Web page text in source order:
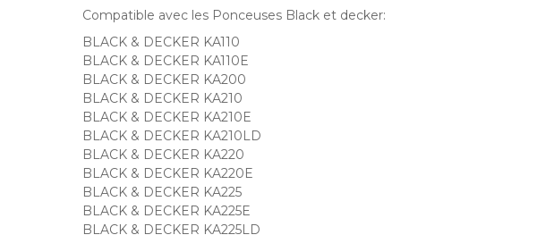
Compatible avec les Ponceuses Black et decker:
BLACK & DECKER KA110
BLACK & DECKER KA110E
BLACK & DECKER KA200
BLACK & DECKER KA210
BLACK & DECKER KA210E
BLACK & DECKER KA210LD
BLACK & DECKER KA220
BLACK & DECKER KA220E
BLACK & DECKER KA225
BLACK & DECKER KA225E
BLACK & DECKER KA225LD